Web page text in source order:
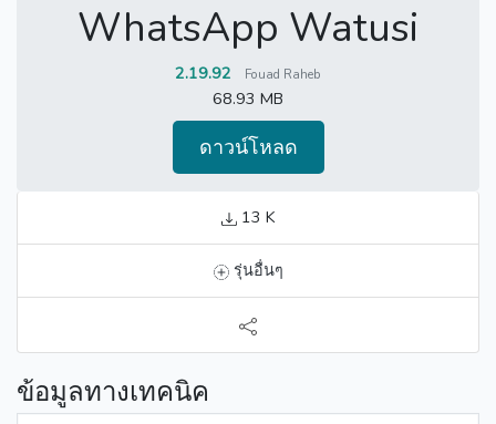
WhatsApp Watusi
2.19.92 Fouad Raheb
68.93 MB
ดาวน์โหลด
13 K
รุ่นอื่นๆ
ข้อมูลทางเทคนิค